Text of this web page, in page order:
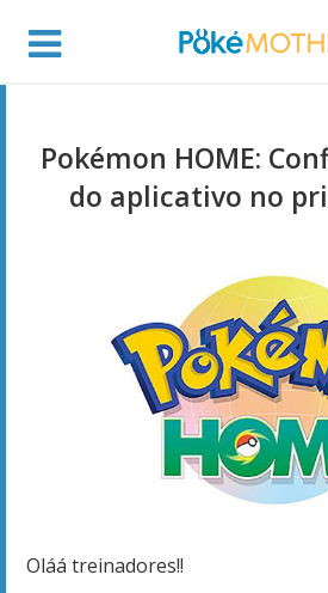
Pokémon HOME:
do aplicativo no
Oláá treinadores!!